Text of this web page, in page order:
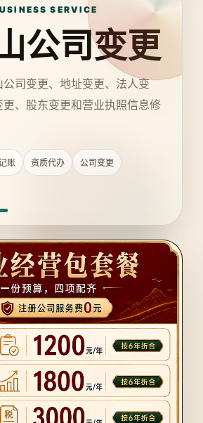
SERVICE
公司变更
司变更、地址变更、法人变
、股东变更和营业执照信息修
账 资质代办 公司变更